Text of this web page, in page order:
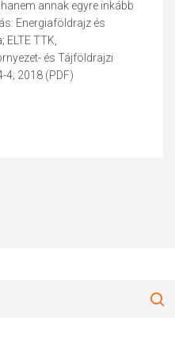
annak egyre inkább
Energiaföldrajz és
TTK,
és Tájföldrajzi
4; 2018 (PDF)